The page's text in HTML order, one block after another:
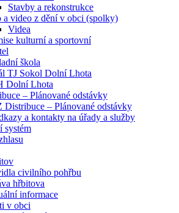
Stavby a rekonstrukce
a video z dění v obci (spolky)
Videa
kulturní a sportovní
škola
TJ Sokol Dolní Lhota
Dolní Lhota
– Plánované odstávky
Distribuce – Plánované odstávky
a kontakty na úřady a služby
systém
civilního pohřbu
hřbitova
informace
v obci